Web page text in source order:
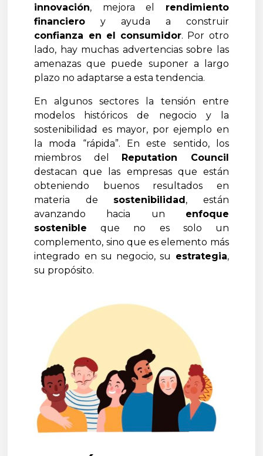
innovación, mejora el rendimiento
financiero y ayuda a construir
confianza en el consumidor. Por otro
lado, hay muchas advertencias sobre las
amenazas que puede suponer a largo
plazo no adaptarse a esta tendencia.
En algunos sectores la tensión entre
modelos históricos de negocio y la
sostenibilidad es mayor, por ejemplo en
la moda “rápida”. En este sentido, los
miembros del Reputation Council
destacan que las empresas que están
obteniendo buenos resultados en
materia de sostenibilidad, están
avanzando hacia un enfoque
sostenible que no es solo un
complemento, sino que es elemento más
integrado en su negocio, su estrategia,
su propósito.